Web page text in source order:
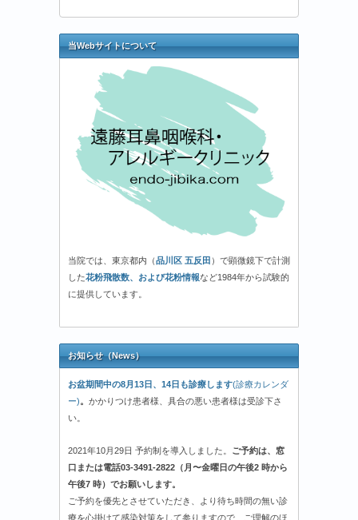
当Webサイトについて
当院では、東京都内（品川区 五反田 ）で顕微鏡下で計測
した花粉飛散数、および花粉情報など1984年から試験的
に提供しています。
お知らせ（News）
お盆期間中の8月13日、14日も診療します(診療カレンダ
ー)。 かかりつけ患者様、具合の悪い患者様は受診下さ
い。
2021年10月29日 予約制を導入しました。 ご予約は、窓
口または電話03-3491-2822（月〜金曜日の午後2 時から
午後7 時）でお願いします。
ご予約を優先とさせていただき、より待ち時間の無い診
療を心掛けて感染対策をして参りますので、ご理解のほ